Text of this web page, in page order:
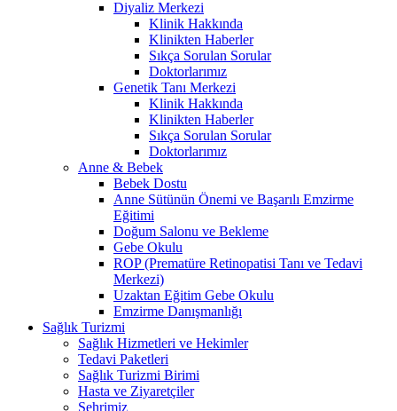
Diyaliz Merkezi
Klinik Hakkında
Klinikten Haberler
Sıkça Sorulan Sorular
Doktorlarımız
Genetik Tanı Merkezi
Klinik Hakkında
Klinikten Haberler
Sıkça Sorulan Sorular
Doktorlarımız
Anne & Bebek
Bebek Dostu
Anne Sütünün Önemi ve Başarılı Emzirme
Eğitimi
Doğum Salonu ve Bekleme
Gebe Okulu
ROP (Prematüre Retinopatisi Tanı ve Tedavi
Merkezi)
Uzaktan Eğitim Gebe Okulu
Emzirme Danışmanlığı
Sağlık Turizmi
Sağlık Hizmetleri ve Hekimler
Tedavi Paketleri
Sağlık Turizmi Birimi
Hasta ve Ziyaretçiler
Şehrimiz